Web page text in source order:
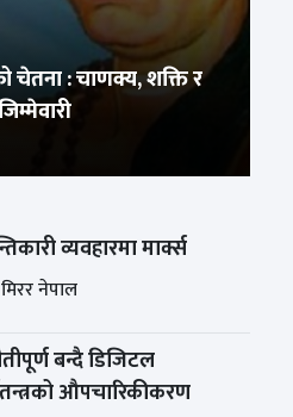
चेतना : चाणक्य, शक्ति र
व्यवहारमा मार्क्स
मिरर नेपाल
बन्दै डिजिटल
औपचारिकीकरण